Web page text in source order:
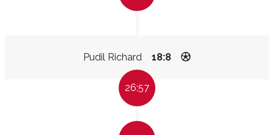
Pudil Richard 18:8
26:57